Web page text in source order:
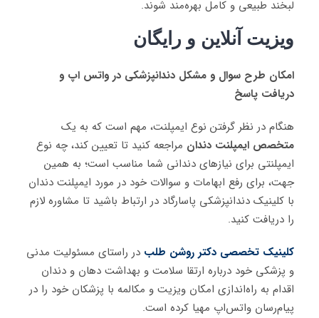
لبخند طبیعی و کامل بهره‌مند شوند.
ویزیت آنلاین و رایگان
امکان طرح سوال و مشکل دندانپزشکی در واتس اپ و
دریافت پاسخ
هنگام در نظر گرفتن نوع ایمپلنت، مهم است که به یک
متخصص ایمپلنت دندان مراجعه کنید تا تعیین کند، چه نوع
ایمپلنتی برای نیازهای دندانی شما مناسب است؛ به همین
جهت، برای رفع ابهامات و سوالات خود در مورد ایمپلنت دندان
با کلینیک دندانپزشکی پاسارگاد در ارتباط باشید تا مشاوره لازم
را دریافت کنید.
کلینیک تخصصی دکتر روشن طلب در راستای مسئولیت مدنی
و پزشکی خود درباره ارتقا سلامت و بهداشت دهان و دندان
اقدام به راه‌اندازی امکان ویزیت و مکالمه با پزشکان خود را در
پیام‌رسان واتس‌اپ مهیا کرده است.